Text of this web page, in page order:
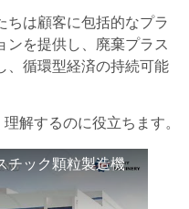
ちは顧客に包括的なプラ
ンを提供し、廃棄プラス
、循環型経済の持続可能
解するのに役立ちます。
チック顆粒製造機